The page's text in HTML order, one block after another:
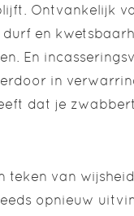
Ontvankelijk
durf en
En
in
dat je zwabbert
teken van
opnieuw